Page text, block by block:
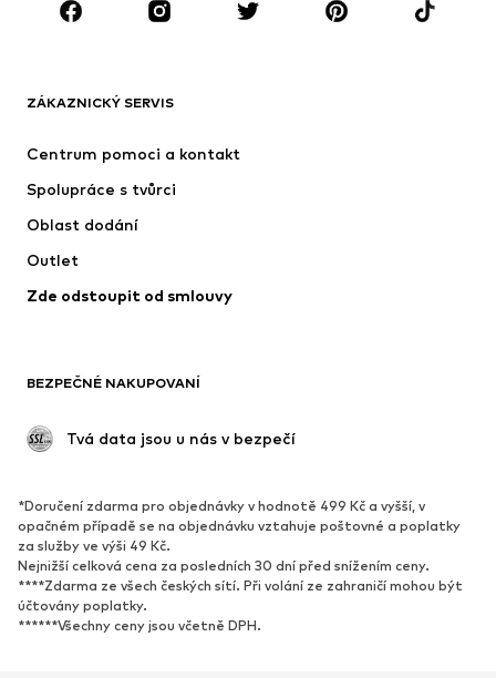
Doplňky
Premium
Nové
Bundy
Spodní prádlo
Kabáty
Plavky
Upcyklace
Nové
Oblíbené
Tenisky
Lodičky & boty na podpatku
Kozačky
Sandály
ZÁKAZNICKÝ SERVIS
Centrum pomoci a kontakt
Spolupráce s tvůrci
Oblast dodání
Outlet
Zde odstoupit od smlouvy
BEZPEČNÉ NAKUPOVANÍ
Tvá data jsou u nás v bezpečí
*Doručení zdarma pro objednávky v hodnotě 499 Kč a vyšší, v
opačném případě se na objednávku vztahuje poštovné a poplatky
za služby ve výši 49 Kč.
Nejnižší celková cena za posledních 30 dní před snížením ceny.
****Zdarma ze všech českých sítí. Při volání ze zahraničí mohou být
účtovány poplatky.
******Všechny ceny jsou včetně DPH.